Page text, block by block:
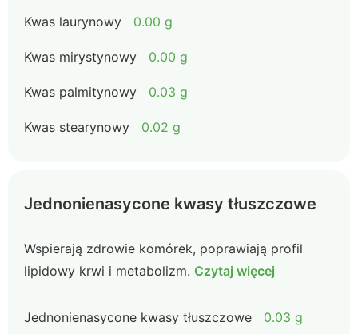
Kwas laurynowy 0.00 g
Kwas mirystynowy 0.00 g
Kwas palmitynowy 0.03 g
Kwas stearynowy 0.02 g
Jednonienasycone kwasy tłuszczowe
Wspierają zdrowie komórek, poprawiają profil
lipidowy krwi i metabolizm. Czytaj więcej
Jednonienasycone kwasy tłuszczowe 0.03 g